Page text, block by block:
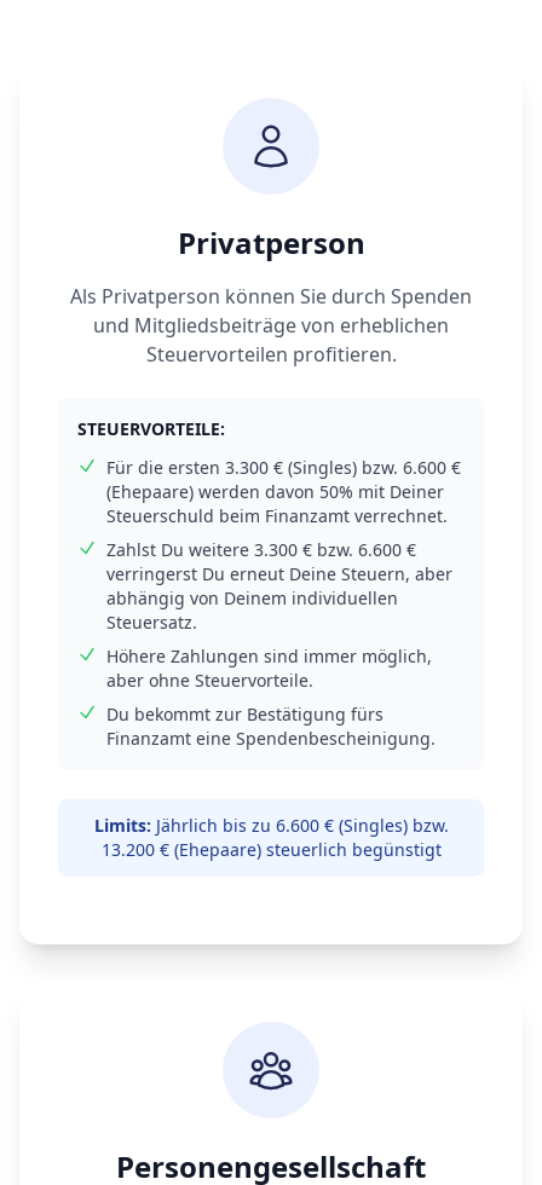
Privatperson
Als Privatperson können Sie durch Spenden
und Mitgliedsbeiträge von erheblichen
Steuervorteilen profitieren.
STEUERVORTEILE:
Für die ersten 3.300 € (Singles) bzw. 6.600 €
(Ehepaare) werden davon 50% mit Deiner
Steuerschuld beim Finanzamt verrechnet.
Zahlst Du weitere 3.300 € bzw. 6.600 €
verringerst Du erneut Deine Steuern, aber
abhängig von Deinem individuellen
Steuersatz.
Höhere Zahlungen sind immer möglich,
aber ohne Steuervorteile.
Du bekommt zur Bestätigung fürs
Finanzamt eine Spendenbescheinigung.
Limits: Jährlich bis zu 6.600 € (Singles) bzw.
13.200 € (Ehepaare) steuerlich begünstigt
Personengesellschaft